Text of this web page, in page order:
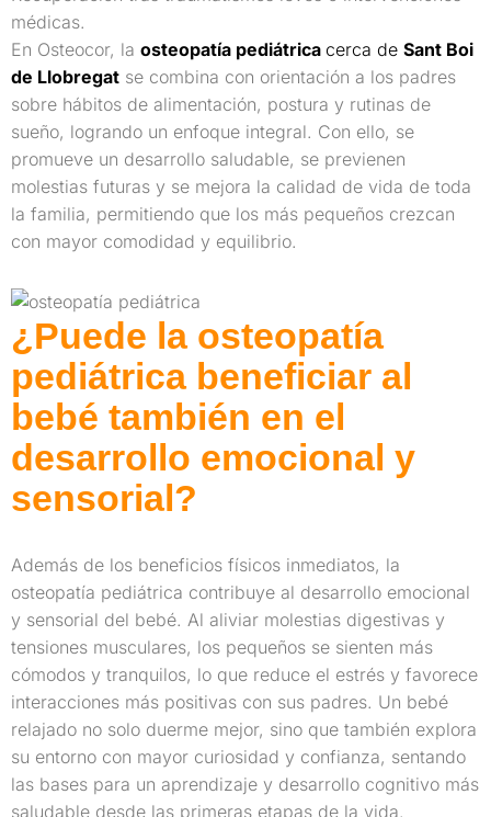
médicas.
En Osteocor, la osteopatía pediátrica cerca de Sant Boi
de Llobregat se combina con orientación a los padres
sobre hábitos de alimentación, postura y rutinas de
sueño, logrando un enfoque integral. Con ello, se
promueve un desarrollo saludable, se previenen
molestias futuras y se mejora la calidad de vida de toda
la familia, permitiendo que los más pequeños crezcan
con mayor comodidad y equilibrio.
¿Puede la osteopatía
pediátrica beneficiar al
bebé también en el
desarrollo emocional y
sensorial?
Además de los beneficios físicos inmediatos, la
osteopatía pediátrica contribuye al desarrollo emocional
y sensorial del bebé. Al aliviar molestias digestivas y
tensiones musculares, los pequeños se sienten más
cómodos y tranquilos, lo que reduce el estrés y favorece
interacciones más positivas con sus padres. Un bebé
relajado no solo duerme mejor, sino que también explora
su entorno con mayor curiosidad y confianza, sentando
las bases para un aprendizaje y desarrollo cognitivo más
saludable desde las primeras etapas de la vida.